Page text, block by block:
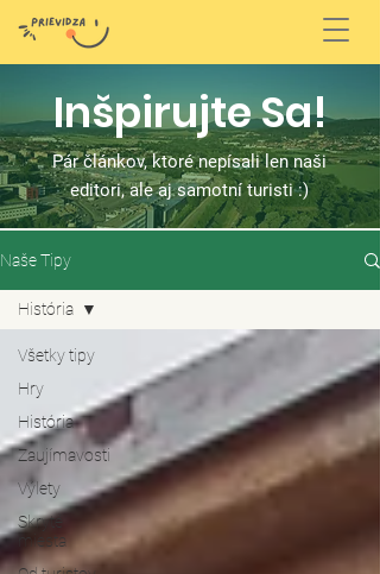
Inšpirujte Sa!
Pár článkov, ktoré nepísali len naši
editori, ale aj samotní turisti :)
Naše Tipy
Všetky tipy
Hry
História
Zaujímavosti
Výlety
Skryté
miesta
História